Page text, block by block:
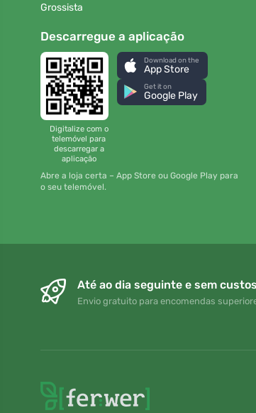
Grossista
Descarregue a aplicação
Digitalize com o
telemóvel para
descarregar a
aplicação
Download on the
App Store
Get it on
Google Play
Abre a loja certa – App Store ou Google Play para
o seu telemóvel.
Até ao dia seguinte e sem custos
Envio gratuito para encomendas